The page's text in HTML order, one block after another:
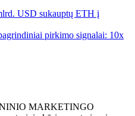
USD sukauptų ETH į
pirkimo signalai: 10x
MARKETINGO